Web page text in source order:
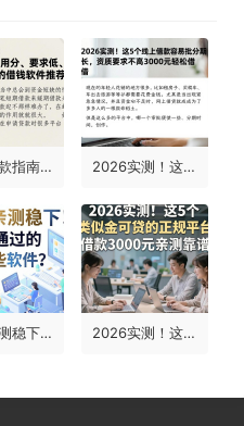
2026借款指南：5个不查芝麻信用分、要求低、微信直接放款的借钱软件推荐 2026实测！这5个线上借款容易批分期长，资质要求不高3000元轻松借
2026亲测稳下！借钱容易通过的平台有哪些软件？这5个借款秒下款、对资质要求不高的APP速览 2026实测！这5个类似金可贷的正规平台，借款3000元亲测靠谱